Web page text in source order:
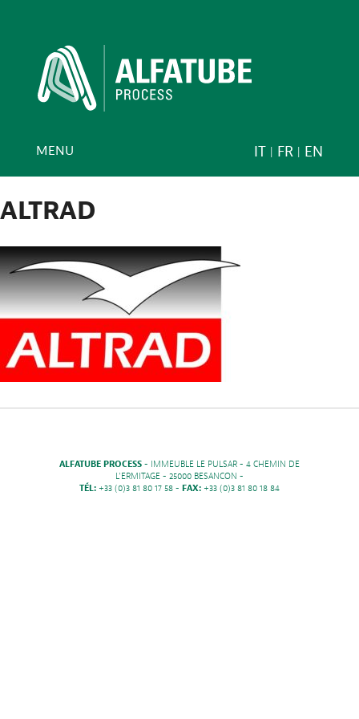
IT FR EN
MENU
ALTRAD
ALFATUBE PROCESS - IMMEUBLE LE PULSAR - 4 CHEMIN DE
L'ERMITAGE - 25000 BESANCON -
TÉL: +33 (0)3 81 80 17 58 - FAX: +33 (0)3 81 80 18 84